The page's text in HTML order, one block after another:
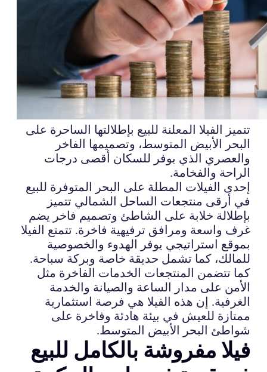
تتميز الفيلا المعلنة للبيع بإطلالتها الساحرة على
البحر الأبيض المتوسط، وتصميمها الفاخر
والعصري الذي يوفر للسكان أقصى درجات
الراحة والفخامة.
إحدى الفيلات المطلة على البحر المتوفرة للبيع
في أرقى منتجعات الساحل الشمالي تتميز
بإطلالة خلابة على الشاطئ وتصميم فاخر يضم
غرف واسعة ومرافق ترفيهية فاخرة. تتمتع الفيلا
بموقع استراتيجي يوفر الهدوء والخصوصية
للمالك، كما تشمل حديقة خاصة وبركة سباحة.
كما تتضمن المنتجعات الخدمات الفاخرة مثل
الأمن على مدار الساعة والصيانة والخدمة
الغرفية. إن هذه الفيلا هي فرصة استثمارية
ممتازة للعيش في بيئة هادئة وفاخرة على
شواطئ البحر الأبيض المتوسط.
فيلا مفروشة بالكامل للبيع